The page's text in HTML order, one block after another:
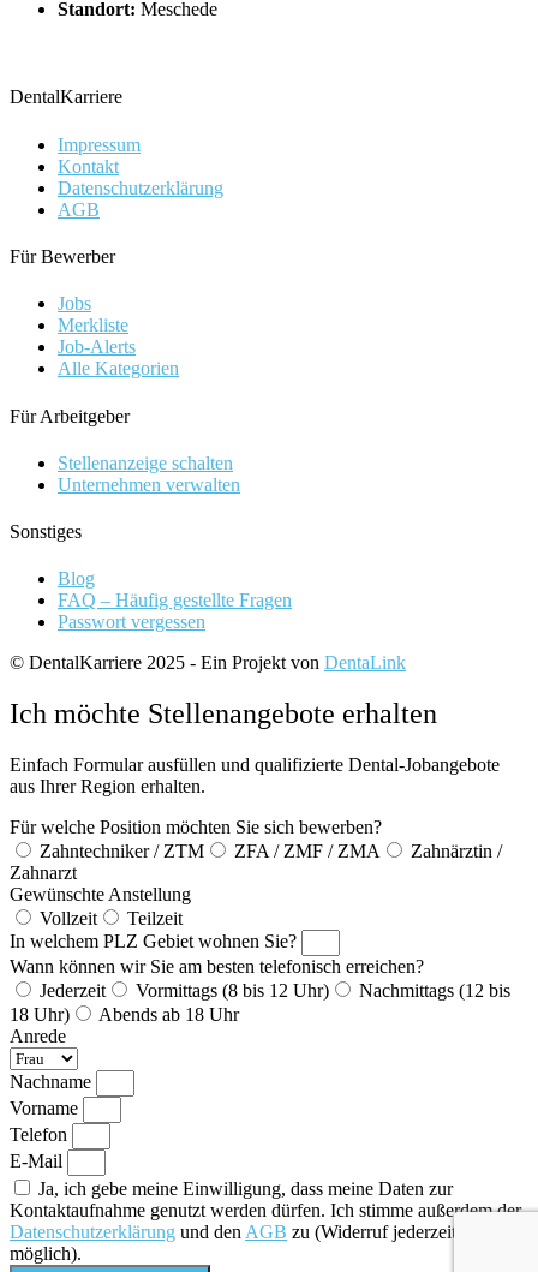
Standort: Meschede
DentalKarriere
Impressum
Kontakt
Datenschutzerklärung
AGB
Für Bewerber
Jobs
Merkliste
Job-Alerts
Alle Kategorien
Für Arbeitgeber
Stellenanzeige schalten
Unternehmen verwalten
Sonstiges
Blog
FAQ – Häufig gestellte Fragen
Passwort vergessen
© DentalKarriere 2025 - Ein Projekt von DentaLink
Ich möchte Stellenangebote erhalten
Einfach Formular ausfüllen und qualifizierte Dental-Jobangebote
aus Ihrer Region erhalten.
Für welche Position möchten Sie sich bewerben?
Zahntechniker / ZTM
ZFA / ZMF / ZMA
Zahnärztin /
Zahnarzt
Gewünschte Anstellung
Vollzeit
Teilzeit
In welchem PLZ Gebiet wohnen Sie?
Wann können wir Sie am besten telefonisch erreichen?
Jederzeit
Vormittags (8 bis 12 Uhr)
Nachmittags (12 bis
18 Uhr)
Abends ab 18 Uhr
Anrede
Nachname
Vorname
Telefon
E-Mail
Ja, ich gebe meine Einwilligung, dass meine Daten zur
Kontaktaufnahme genutzt werden dürfen. Ich stimme außerdem der
Datenschutzerklärung und den AGB zu (Widerruf jederzeit
möglich).